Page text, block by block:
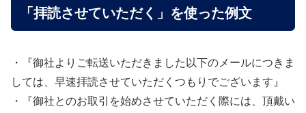
「拝読させていただく」を使った例文
・『御社よりご転送いただきました以下のメールにつきま
しては、早速拝読させていただくつもりでございます』
・『御社とのお取引を始めさせていただく際には、頂戴い